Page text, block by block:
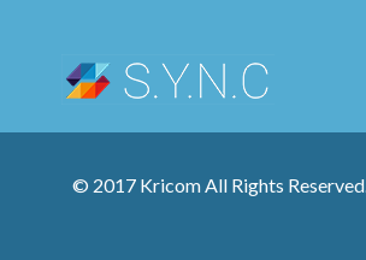
© 2017 Kricom All Rights Reserved.